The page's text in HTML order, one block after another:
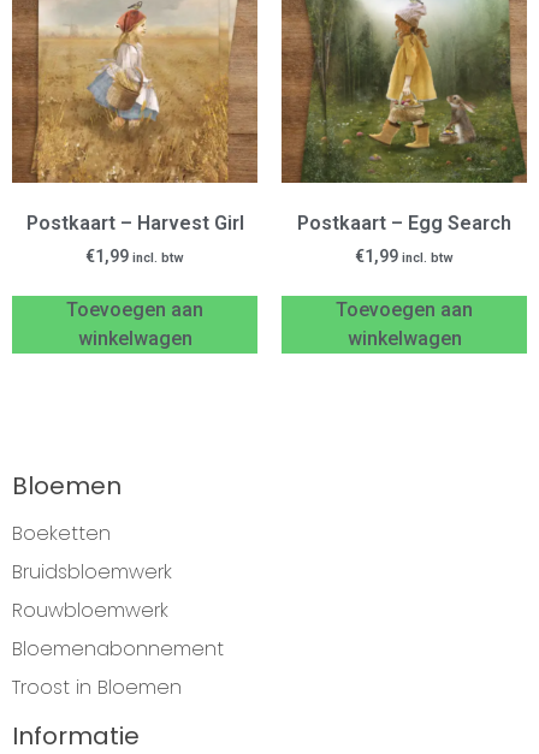
Postkaart – Harvest Girl
€1,99 incl. btw
Toevoegen aan
winkelwagen
Postkaart – Egg Search
€1,99 incl. btw
Toevoegen aan
winkelwagen
Bloemen
Boeketten
Bruidsbloemwerk
Rouwbloemwerk
Bloemenabonnement
Troost in Bloemen
Informatie